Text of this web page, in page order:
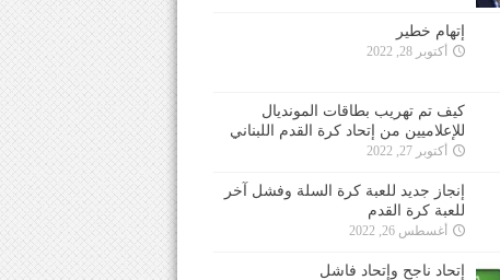
إتهام خطير
أكتوبر 28, 2022
كيف تم تهريب بطاقات المونديال
للإعلاميين من إتحاد كرة القدم اللبناني
أكتوبر 27, 2022
إنجاز جديد للعبة كرة السلة وفشل آخر
للعبة كرة القدم
أغسطس 26, 2022
إتحاد ناجح وإتحاد فاشل